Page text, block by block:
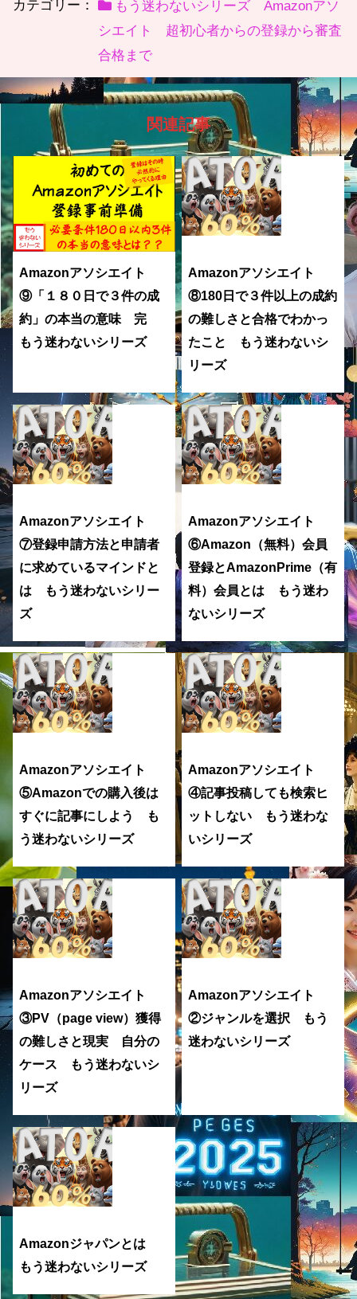
カテゴリー：
もう迷わないシリーズ Amazonアソ
シエイト 超初心者からの登録から審査
合格まで
関連記事
Amazonアソシエイト
⑨「１８０日で３件の成
約」の本当の意味 完
もう迷わないシリーズ
Amazonアソシエイト
⑧180日で３件以上の成約
の難しさと合格でわかっ
たこと もう迷わないシ
リーズ
Amazonアソシエイト
⑦登録申請方法と申請者
に求めているマインドと
は もう迷わないシリー
ズ
Amazonアソシエイト
⑥Amazon（無料）会員
登録とAmazonPrime（有
料）会員とは もう迷わ
ないシリーズ
Amazonアソシエイト
⑤Amazonでの購入後は
すぐに記事にしよう も
う迷わないシリーズ
Amazonアソシエイト
④記事投稿しても検索ヒ
ットしない もう迷わな
いシリーズ
Amazonアソシエイト
③PV（page view）獲得
の難しさと現実 自分の
ケース もう迷わないシ
リーズ
Amazonアソシエイト
②ジャンルを選択 もう
迷わないシリーズ
Amazonジャパンとは
もう迷わないシリーズ